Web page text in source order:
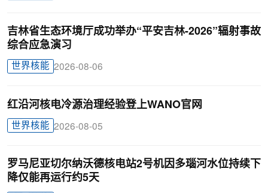
吉林省生态环境厅成功举办“平安吉林-2026”辐射事故
综合应急演习
世界核能 2026-08-06
红沿河核电冷源治理经验登上WANO官网
世界核能 2026-08-05
罗马尼亚切尔纳沃德核电站2号机因多瑙河水位持续下
降仅能再运行约5天